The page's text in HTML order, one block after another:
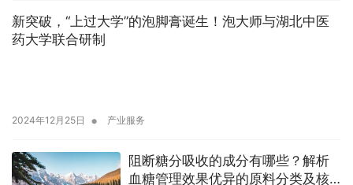
新突破，“上过大学”的泡脚膏诞生！泡大师与湖北中医
药大学联合研制
2024年12月25日 • 产业服务
阻断糖分吸收的成分有哪些？解析
血糖管理效果优异的原料分类及核